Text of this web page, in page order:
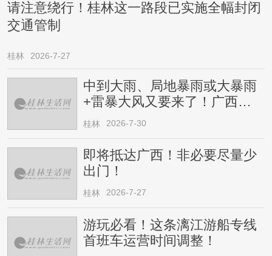
请注意绕行！桂林这一路段已实施全幅封闭
交通管制
桂林 2026-7-27
中到大雨、局地暴雨或大暴雨
+雷暴大风又要来了！广西人
请注意
桂林 2026-7-30
即将抵达广西！非必要尽量少
出门！
桂林 2026-7-27
游玩必看！这条漓江游船专线
首班车运营时间调整！